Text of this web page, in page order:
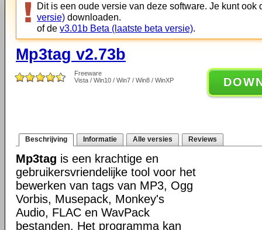
Dit is een oude versie van deze software. Je kunt ook
versie) downloaden.
of de v3.01b Beta (laatste beta versie).
Mp3tag v2.73b
Freeware
Vista / Win10 / Win7 / Win8 / WinXP
Beschrijving Informatie Alle versies Reviews
Mp3tag is een krachtige en
gebruikersvriendelijke tool voor het
bewerken van tags van MP3, Ogg
Vorbis, Musepack, Monkey's
Audio, FLAC en WavPack
bestanden. Het programma kan